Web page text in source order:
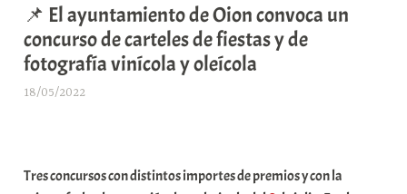
📌 El ayuntamiento de Oion convoca un
concurso de carteles de fiestas y de
fotografía vinícola y oleícola
18/05/2022
a
Tres concursos con distintos importes de premios y con la